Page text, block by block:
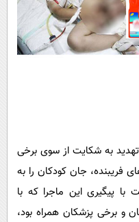
به شکایت از سوی برخی
فریبنده، جان کودکان را به
با پیگیری این ماجرا که با
و برخی پزشکان همراه بود،